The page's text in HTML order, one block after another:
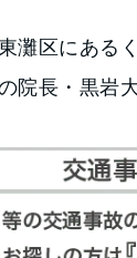
灘区にある
院長・黒岩